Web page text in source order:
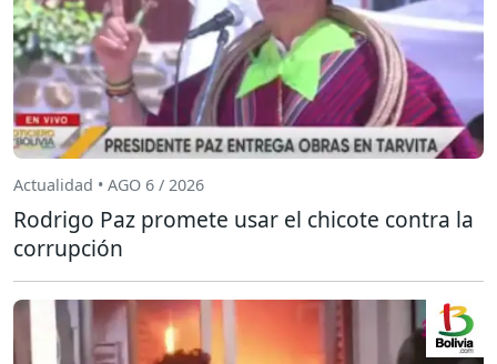
Actualidad • AGO 6 / 2026
Rodrigo Paz promete usar el chicote contra la
corrupción